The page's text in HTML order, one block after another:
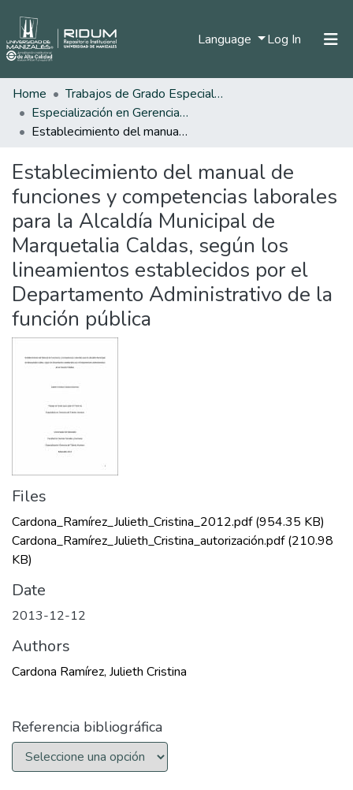
Language Log In (current)
Statistics
Home
Trabajos de Grado Especializaciones
Especialización en Gerencia del Talento Humano
Establecimiento del manual de funciones y competencias laborales para la Alcaldía Municipal de Marquetalia Caldas, según los lineamientos establecidos por el Departamento Administrativo de la función pública
Establecimiento del manual de
funciones y competencias laborales
para la Alcaldía Municipal de
Marquetalia Caldas, según los
lineamientos establecidos por el
Departamento Administrativo de la
función pública
Files
Cardona_Ramírez_Julieth_Cristina_2012.pdf(954.35 KB)
Cardona_Ramírez_Julieth_Cristina_autorización.pdf(210.98
KB)
Date
2013-12-12
Authors
Cardona Ramírez, Julieth Cristina
Referencia bibliográfica